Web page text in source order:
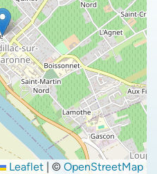
Leaflet | © OpenStreetMap